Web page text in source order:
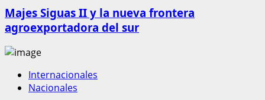
Majes Siguas II y la nueva frontera
agroexportadora del sur
Internacionales
Nacionales